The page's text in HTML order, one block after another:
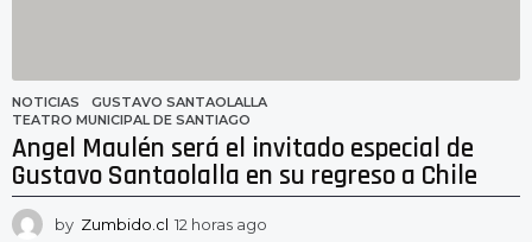
NOTICIAS GUSTAVO SANTAOLALLA
TEATRO MUNICIPAL DE SANTIAGO
Angel Maulén será el invitado especial de
Gustavo Santaolalla en su regreso a Chile
by Zumbido.cl 12 horas ago